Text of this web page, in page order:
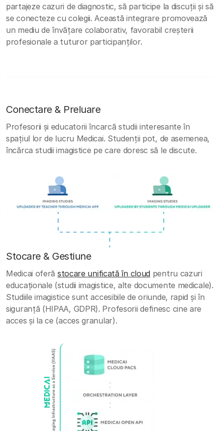
partajeze cazuri de diagnostic, să participe la discuții și să
se conecteze cu colegii. Această integrare promovează
un mediu de învățare colaborativ, favorabil creșterii
profesionale a tuturor participanților.
Conectare & Preluare
Profesorii și educatorii încarcă studii interesante în
spațiul lor de lucru Medicai. Studenții pot, de asemenea,
încărca studii imagistice pe care doresc să le discute.
Stocare & Gestiune
Medicai oferă stocare unificată în cloud pentru cazuri
educaționale (studii imagistice, alte documente medicale).
Studiile imagistice sunt accesibile de oriunde, rapid și în
siguranță (HIPAA, GDPR). Profesorii definesc cine are
acces și la ce (acces granular).